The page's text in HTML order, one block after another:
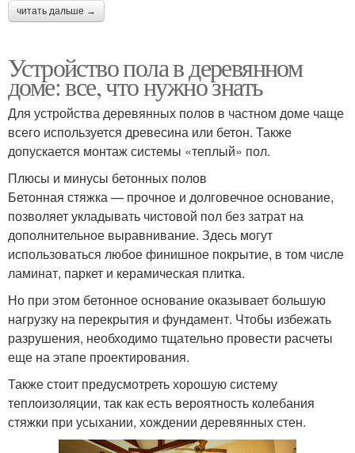
читать дальше →
Устройство пола в деревянном
доме: все, что нужно знать
Для устройства деревянных полов в частном доме чаще
всего используется древесина или бетон. Также
допускается монтаж системы «теплый» пол.
Плюсы и минусы бетонных полов
Бетонная стяжка — прочное и долговечное основание,
позволяет укладывать чистовой пол без затрат на
дополнительное выравнивание. Здесь могут
использоваться любое финишное покрытие, в том числе
ламинат, паркет и керамическая плитка.
Но при этом бетонное основание оказывает большую
нагрузку на перекрытия и фундамент. Чтобы избежать
разрушения, необходимо тщательно провести расчеты
еще на этапе проектирования.
Также стоит предусмотреть хорошую систему
теплоизоляции, так как есть вероятность колебания
стяжки при усыхании, хождении деревянных стен.